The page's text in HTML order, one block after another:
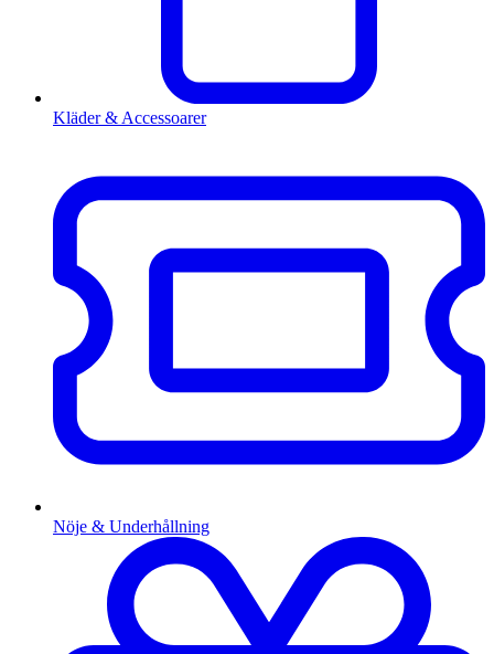
Kläder & Accessoarer
Nöje & Underhållning